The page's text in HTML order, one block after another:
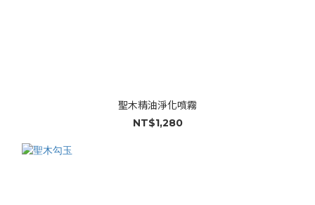
聖木精油淨化噴霧
NT$1,280